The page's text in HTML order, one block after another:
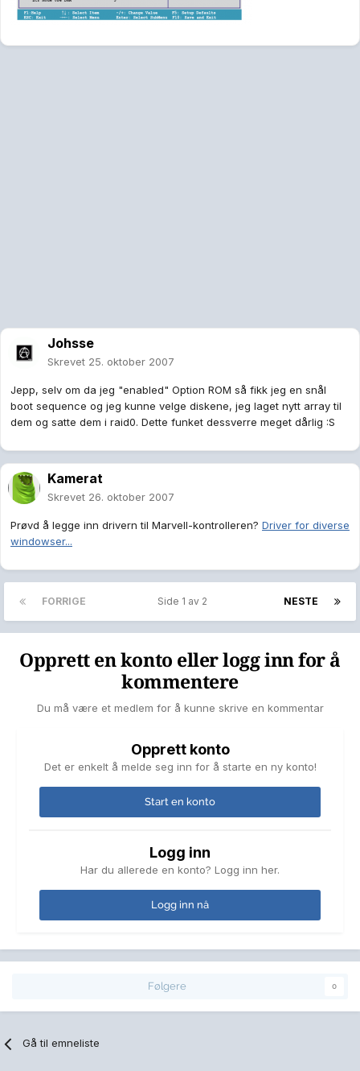
Johsse
Skrevet 25. oktober 2007
Jepp, selv om da jeg "enabled" Option ROM så fikk jeg en snål
boot sequence og jeg kunne velge diskene, jeg laget nytt array til
dem og satte dem i raid0. Dette funket dessverre meget dårlig :S
Kamerat
Skrevet 26. oktober 2007
Prøvd å legge inn drivern til Marvell-kontrolleren? Driver for diverse
windowser...
FORRIGE NESTE
Side 1 av 2
Opprett en konto eller logg inn for å
kommentere
Du må være et medlem for å kunne skrive en kommentar
Opprett konto
Det er enkelt å melde seg inn for å starte en ny konto!
Start en konto
Logg inn
Har du allerede en konto? Logg inn her.
Logg inn nå
Følgere 0
Gå til emneliste